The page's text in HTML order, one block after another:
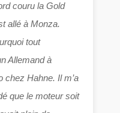
couru la Gold
allé à Monza.
tout
Allemand à
chez Hahne. Il m’a
que le moteur soit